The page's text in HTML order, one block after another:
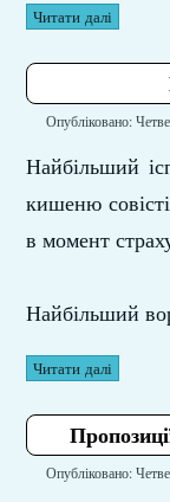
Читати далі
Опубліковано:
Найбільший
кишеню
в момент
Найбільший
Читати далі
Опубліковано: